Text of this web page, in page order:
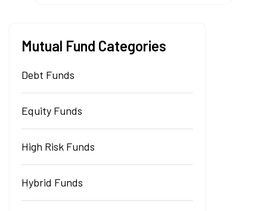
Mutual Fund Categories
Debt Funds
Equity Funds
High Risk Funds
Hybrid Funds